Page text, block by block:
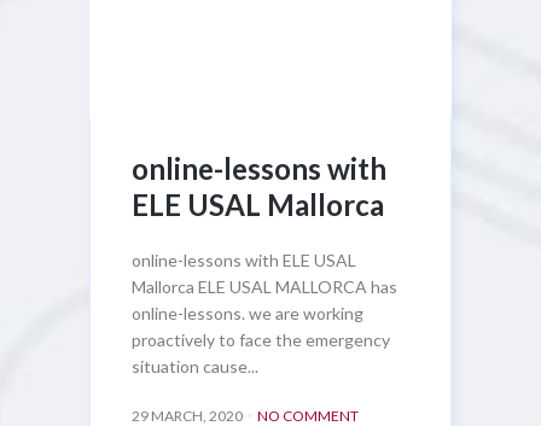
online-lessons with
ELE USAL Mallorca
online-lessons with ELE USAL
Mallorca ELE USAL MALLORCA has
online-lessons. we are working
proactively to face the emergency
situation cause...
29 MARCH, 2020 NO COMMENT